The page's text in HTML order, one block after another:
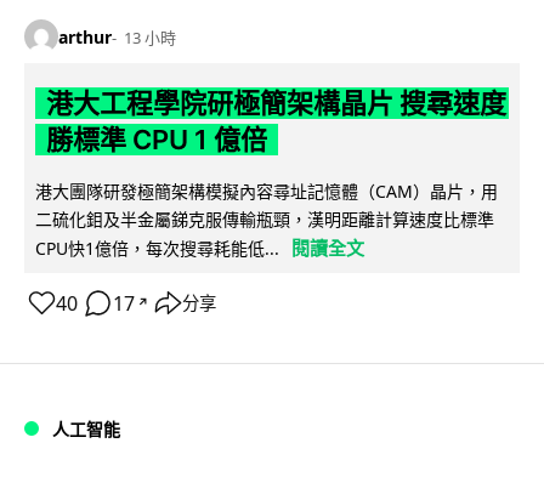
arthur 13 小時
港大工程學院研極簡架構晶片 搜尋速度
勝標準 CPU 1 億倍
港大團隊研發極簡架構模擬內容尋址記憶體（CAM）晶片，用
二硫化鉬及半金屬銻克服傳輸瓶頸，漢明距離計算速度比標準
CPU快1億倍，每次搜尋耗能低...
閱讀全文
40 17 ↗ 分享
人工智能